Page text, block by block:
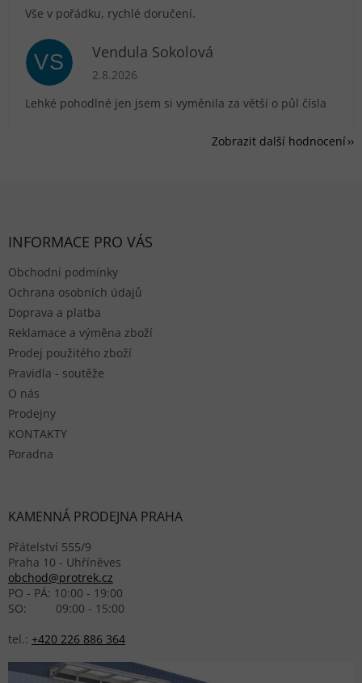
Vše v pořádku, rychlé doručení.
VS Vendula Sokolová
Hodnocení obchodu je 5 z 5 hvězdiček.
2.8.2026
Lehké pohodlné jen jsem si vyměnila za větší o půl čísla
Zobrazit další hodnocení
INFORMACE PRO VÁS
Obchodní podmínky
Ochrana osobních údajů
Doprava a platba
Reklamace a výměna zboží
Prodej použitého zboží
Pravidla - soutěže
O nás
Prodejny
KONTAKTY
Poradna
KAMENNÁ PRODEJNA PRAHA
Přátelství 555/9
Praha 10 - Uhříněves
obchod@protrek.cz
PO - PÁ: 10:00 - 19:00
SO: 09:00 - 15:00
tel.: +420 226 886 364